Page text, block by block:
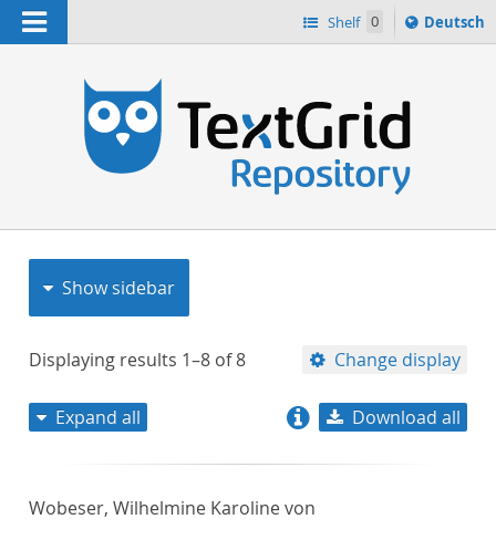
Navigation Shelf 0
Sprache
ï¿½ndern
Deutsch
Show sidebar
Displaying results 1–8 of8 Change display
Expand all Download all
Wobeser, Wilhelmine Karoline von